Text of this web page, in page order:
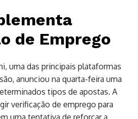
de Emprego
uma das principais plataformas
anunciou na quarta-feira uma
tipos de apostas. A
verificação de emprego para